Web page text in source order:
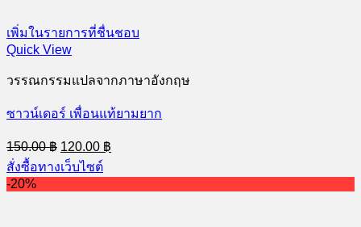
เพิ่มในรายการที่ชื่นชอบ
Quick View
วรรณกรรมแปลจากภาษาอังกฤษ
ซาวน์เดอร์ เพื่อนแท้ยามยาก
150.00฿ Original
price
was:
150.00 ฿.
120.00 ฿
price
120.00 ฿.
สั่งซื้อทางเว็บไซต์
-20%